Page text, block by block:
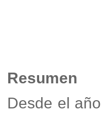
Resumen
Desde el